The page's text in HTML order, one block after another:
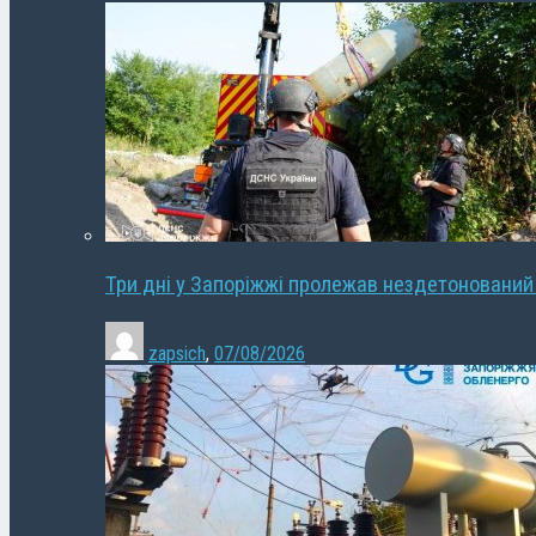
Три дні у Запоріжжі пролежав
zapsich, 07/08/2026